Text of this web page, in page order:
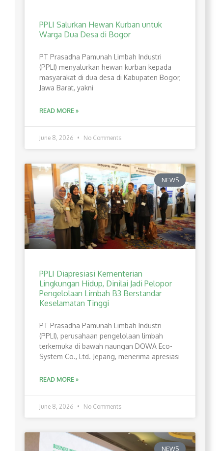
PPLI Salurkan Hewan Kurban untuk
Warga Dua Desa di Bogor
PT Prasadha Pamunah Limbah Industri
(PPLI) menyalurkan hewan kurban kepada
masyarakat di dua desa di Kabupaten Bogor,
Jawa Barat, yakni
READ MORE »
June 8, 2026 No Comments
NEWS
PPLI Diapresiasi Kementerian
Lingkungan Hidup, Dinilai Jadi Pelopor
Pengelolaan Limbah B3 Berstandar
Keselamatan Tinggi
PT Prasadha Pamunah Limbah Industri
(PPLI), perusahaan pengelolaan limbah
terkemuka di bawah naungan DOWA Eco-
System Co., Ltd. Jepang, menerima apresiasi
READ MORE »
June 8, 2026 No Comments
NEWS